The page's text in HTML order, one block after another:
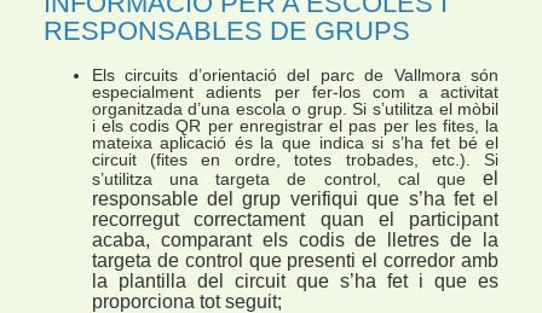
RESPONSABLES DE GRUPS
Els circuits d’orientació del parc de Vallmora són
especialment adients per fer-los com a activitat
organitzada d’una escola o grup. Si s’utilitza el mòbil
i els codis QR per enregistrar el pas per les fites, la
mateixa aplicació és la que indica si s’ha fet bé el
circuit (fites en ordre, totes trobades, etc.). Si
s’utilitza una targeta de control, cal queel
responsable del grup verifiqui que s’ha fet el
recorregut correctament quan el participant
acaba, comparant els codis de lletres de la
targeta de control que presenti el corredor amb
la plantilla del circuit que s’ha fet i que es
proporciona tot seguit;